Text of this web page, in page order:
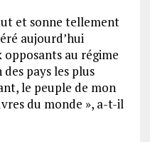
et sonne tellement
aujourd’hui
opposants au régime
des pays les plus
le peuple de mon
du monde », a-t-il